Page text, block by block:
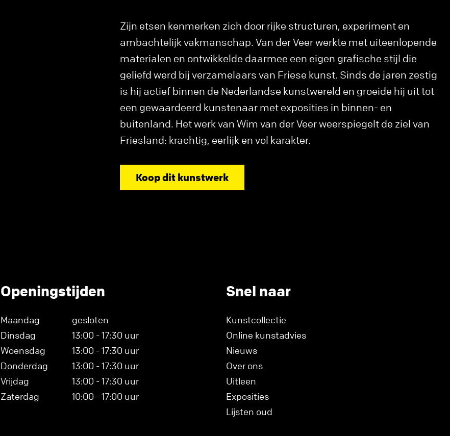
Zijn etsen kenmerken zich door rijke structuren, experiment en
ambachtelijk vakmanschap. Van der Veer werkte met uiteenlopende
materialen en ontwikkelde daarmee een eigen grafische stijl die
geliefd werd bij verzamelaars van Friese kunst. Sinds de jaren zestig
is hij actief binnen de Nederlandse kunstwereld en groeide hij uit tot
een gewaardeerd kunstenaar met exposities in binnen- en
buitenland. Het werk van Wim van der Veer weerspiegelt de ziel van
Friesland: krachtig, eerlijk en vol karakter.
Koop dit kunstwerk
Openingstijden
Maandag
gesloten
Dinsdag
13:00 - 17:30 uur
Woensdag
13:00 - 17:30 uur
Donderdag
13:00 - 17:30 uur
Vrijdag
13:00 - 17:30 uur
Zaterdag
10:00 - 17:00 uur
Snel naar
Kunstcollectie
Online kunstadvies
Nieuws
Over ons
Uitleen
Exposities
Lijsten oud